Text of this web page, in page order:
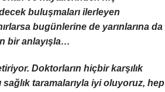
buluşmaları ilerleyen
bugünlerine de yarınlarına da
bir anlayışla…
Doktorların hiçbir karşılık
sağlık taramalarıyla iyi oluyoruz, hep